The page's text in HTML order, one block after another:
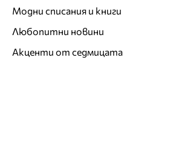
Модни списания и книги
Любопитни новини
Акценти от седмицата